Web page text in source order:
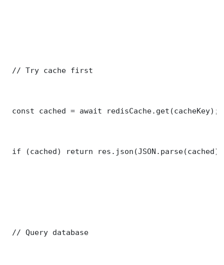
// Try cache first
const cached = await redisCache.get(cacheKey);
if (cached) return
// Query database